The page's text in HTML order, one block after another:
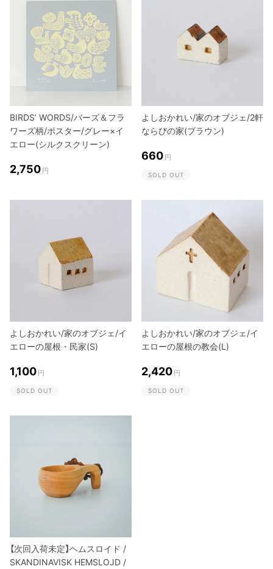
BIRDS’ WORDS/バーズ＆フラ
ワーズ柄/ポスター/グレー×イ
エロー(シルクスクリーン)
2,750 円
よしおかれい/家のオブジェ/2軒
ならびの家(ブラウン)
660 円
SOLD OUT
よしおかれい/家のオブジェ/イ
エローの屋根・民家(S)
1,100 円
SOLD OUT
よしおかれい/家のオブジェ/イ
エローの屋根の教会(L)
2,420 円
SOLD OUT
【次回入荷未定】ヘムスロイド /
SKANDINAVISK HEMSLOJD /